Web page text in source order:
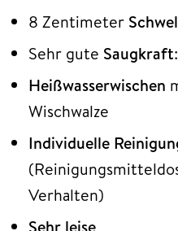
8 Zentimeter
Sehr gute Saugkraft
Heißwasserwischen
Wischwalze
Individuelle
Verhalten)